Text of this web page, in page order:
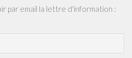
par email la lettre d'information :